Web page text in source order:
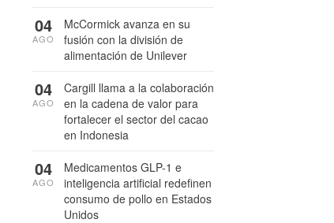
McCormick avanza en su
fusión con la división de
alimentación de Unilever
04
AGO
Cargill llama a la colaboración
en la cadena de valor para
fortalecer el sector del cacao
en Indonesia
04
AGO
Medicamentos GLP-1 e
inteligencia artificial redefinen
consumo de pollo en Estados
Unidos
04
AGO